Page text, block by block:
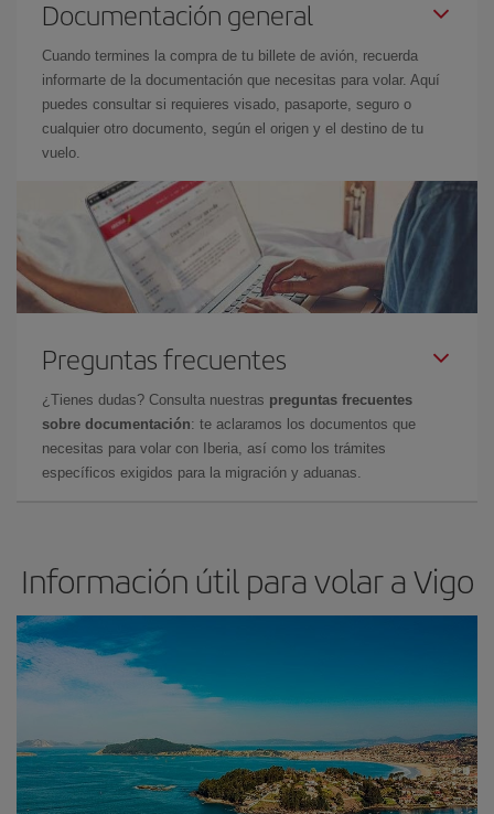
Documentación general
Cuando termines la compra de tu billete de avión, recuerda
informarte de la documentación que necesitas para volar. Aquí
puedes consultar si requieres visado, pasaporte, seguro o
cualquier otro documento, según el origen y el destino de tu
vuelo.
Preguntas frecuentes
¿Tienes dudas? Consulta nuestras preguntas frecuentes
sobre documentación: te aclaramos los documentos que
necesitas para volar con Iberia, así como los trámites
específicos exigidos para la migración y aduanas.
Información útil para volar a Vigo